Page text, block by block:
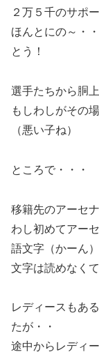
２万５千のサポ
ほんとにの～・
とう！
選手たちから胴
もしわしがその
（悪い子ね）
ところで・・・
移籍先のアーセ
わし初めてアー
語文字（かーん）
文字は読めなく
レディースもあ
たが・・
途中からレディ